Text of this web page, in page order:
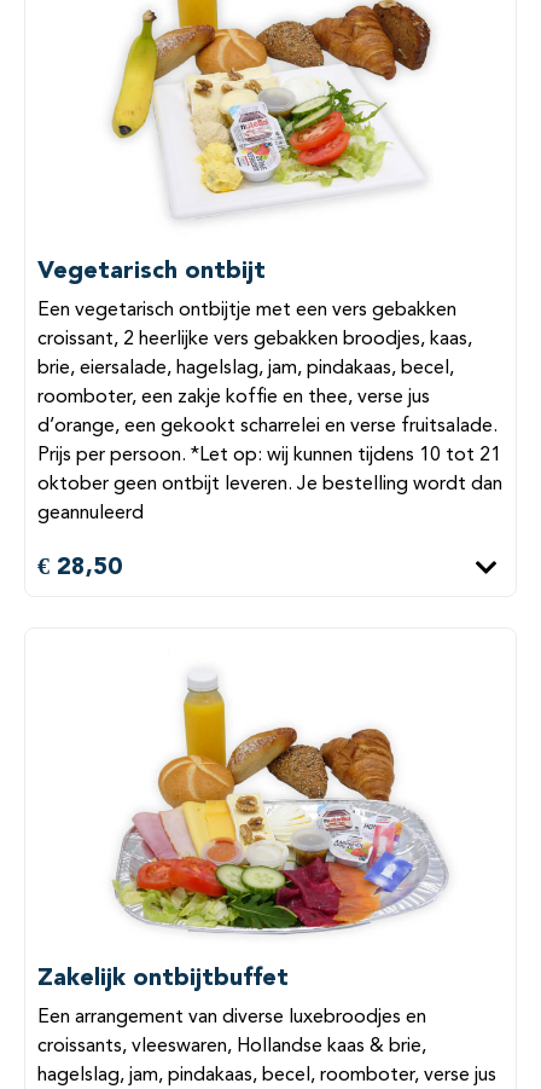
Vegetarisch ontbijt
Een vegetarisch ontbijtje met een vers gebakken
croissant, 2 heerlijke vers gebakken broodjes, kaas,
brie, eiersalade, hagelslag, jam, pindakaas, becel,
roomboter, een zakje koffie en thee, verse jus
d’orange, een gekookt scharrelei en verse fruitsalade.
Prijs per persoon. *Let op: wij kunnen tijdens 10 tot 21
oktober geen ontbijt leveren. Je bestelling wordt dan
geannuleerd
€ 28,50
Zakelijk ontbijtbuffet
Een arrangement van diverse luxebroodjes en
croissants, vleeswaren, Hollandse kaas & brie,
hagelslag, jam, pindakaas, becel, roomboter, verse jus